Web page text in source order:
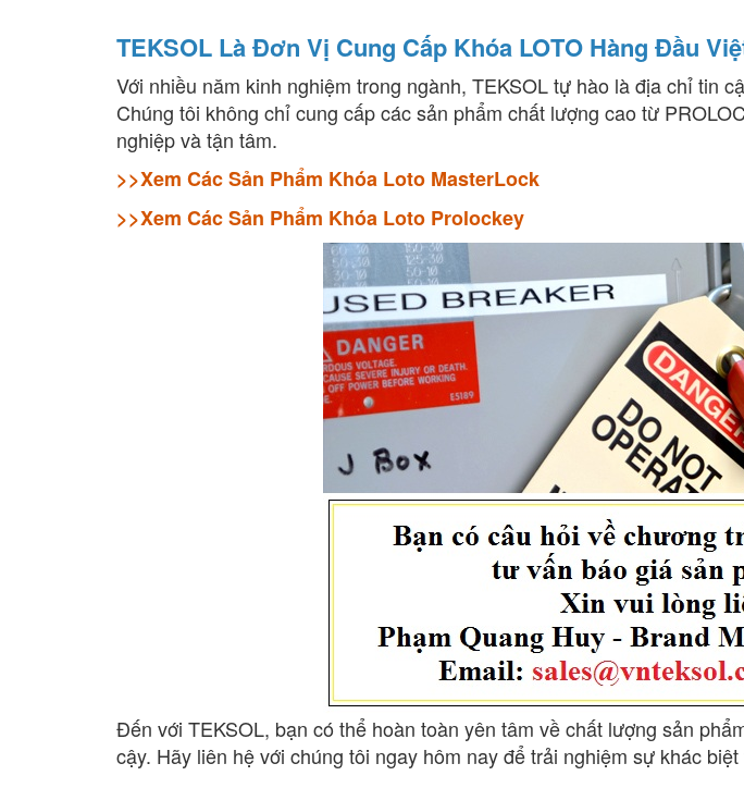
TEKSOL Là Đơn Vị Cung Cấp Khóa LOTO Hàng Đầu
Với nhiều năm kinh nghiệm trong ngành, TEKSOL tự hào là địa chỉ tin
Chúng tôi không chỉ cung cấp các sản phẩm chất lượng cao từ
nghiệp và tận tâm.
>>Xem Các Sản Phẩm Khóa Loto MasterLock
>>Xem Các Sản Phẩm Khóa Loto Prolockey
Đến với TEKSOL, bạn có thể hoàn toàn yên tâm về chất lượng sản
cậy. Hãy liên hệ với chúng tôi ngay hôm nay để trải nghiệm sự khác